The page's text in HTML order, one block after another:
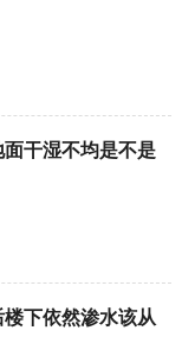
干湿不均是不是
下依然渗水该从